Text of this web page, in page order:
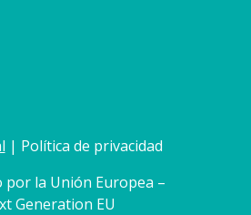
| Política de privacidad
por la Unión Europea –
Generation EU